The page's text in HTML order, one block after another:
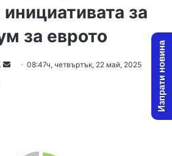
за
за еврото
Follow
Send08:47ч, четвъртък, 22 май, 2025 Изпрати новина